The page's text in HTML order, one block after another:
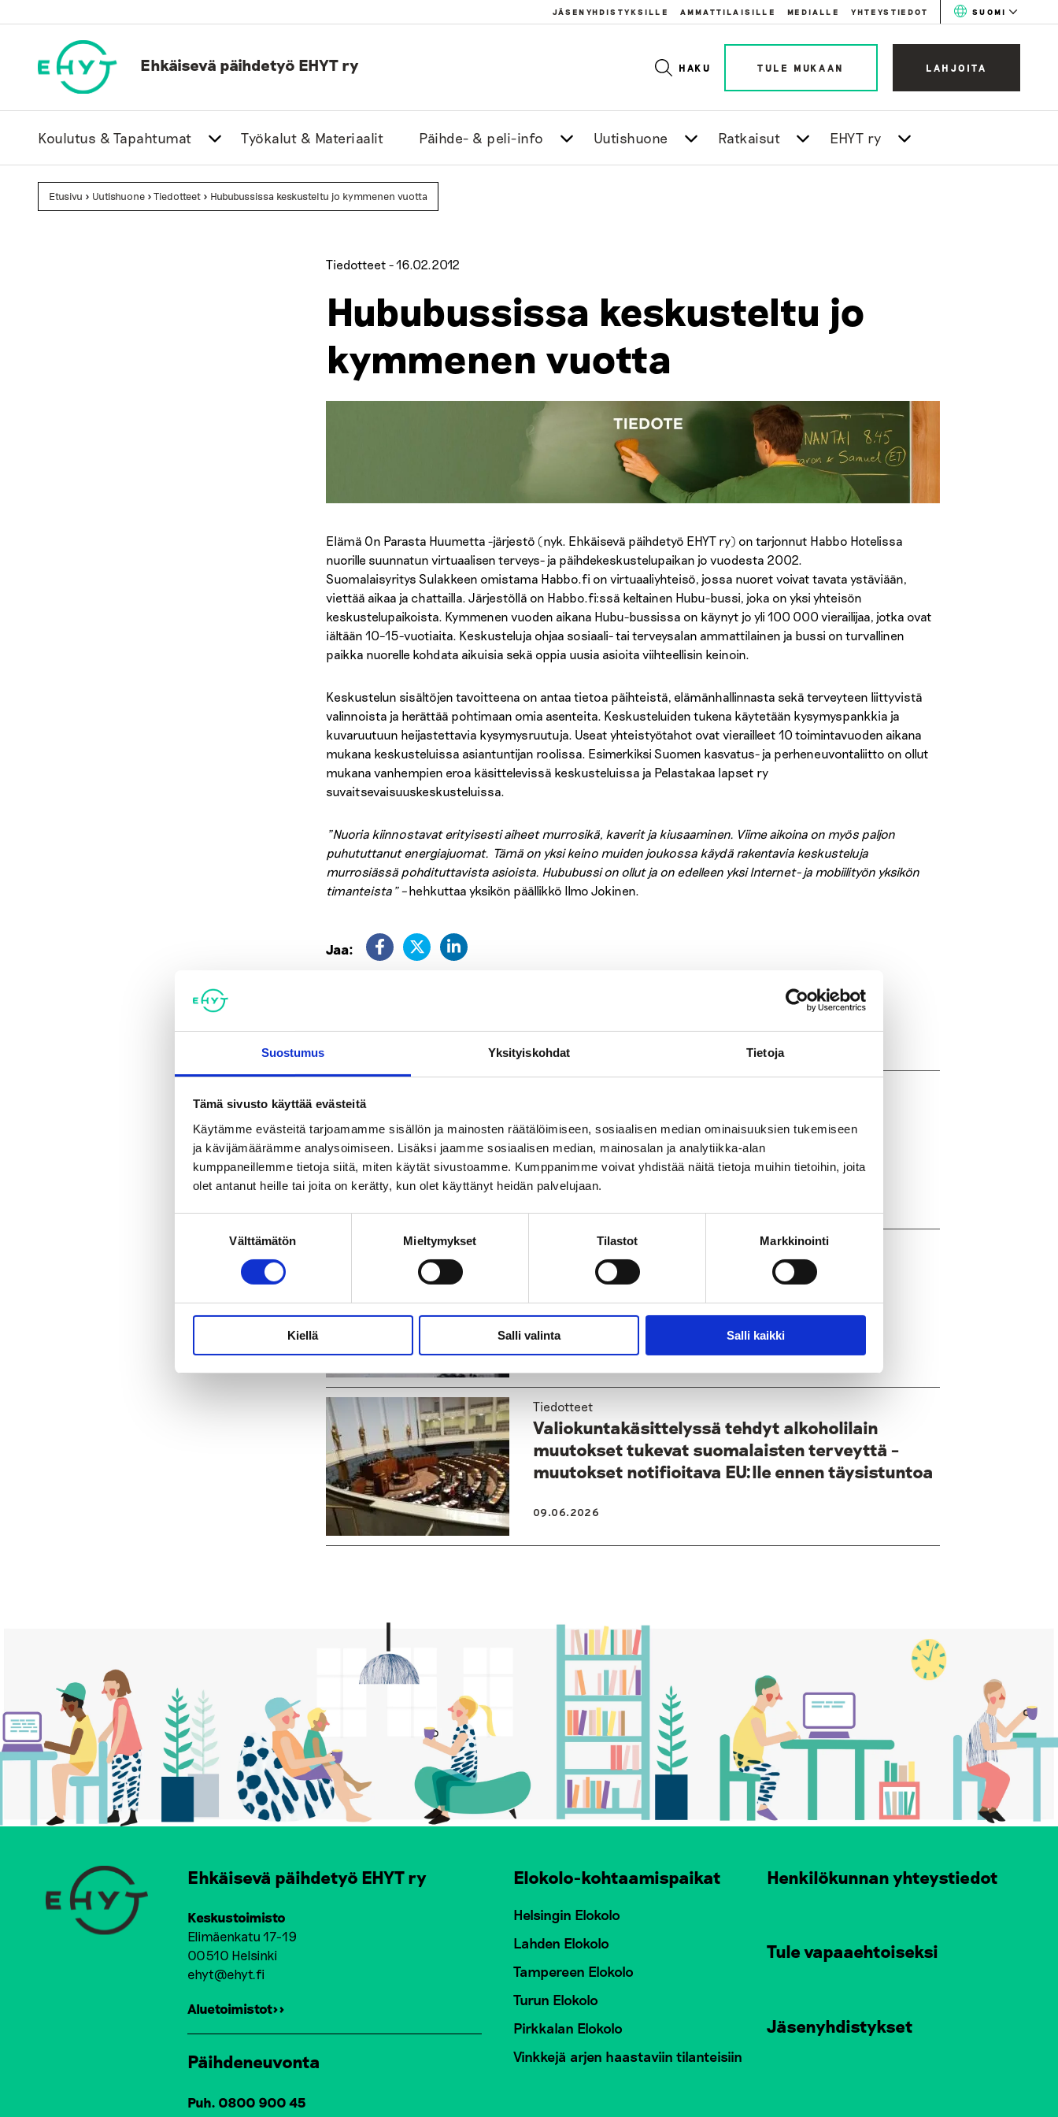
Suostumus Yksityiskohdat Tietoja
Tämä sivusto käyttää evästeitä
Käytämme evästeitä tarjoamamme sisällön ja mainosten räätälöimiseen, sosiaalisen median ominaisuuksien tukemiseen
ja kävijämäärämme analysoimiseen. Lisäksi jaamme sosiaalisen median, mainosalan ja analytiikka-alan
kumppaneillemme tietoja siitä, miten käytät sivustoamme. Kumppanimme voivat yhdistää näitä tietoja muihin tietoihin, joita
olet antanut heille tai joita on kerätty, kun olet käyttänyt heidän palvelujaan.
Välttämätön Mieltymykset Tilastot Markkinointi
Kiellä Salli valinta Salli kaikki
to
JÄSENYHDISTYKSILLE AMMATTILAISILLE MEDIALLE YHTEYSTIEDOT SUOMI
Ehkäisevä päihdetyö EHYT ry HAKU TULE MUKAAN LAHJOITA
Koulutus & Tapahtumat Työkalut & Materiaalit Päihde- & peli-info Uutishuone Ratkaisut EHYT ry
Etusivu > Uutishuone >Tiedotteet > Hububussissa keskusteltu jo kymmenen vuotta
Tiedotteet -16.02.2012
Hububussissa keskusteltu jo
kymmenen vuotta
Elämä On Parasta Huumetta -järjestö (nyk. Ehkäisevä päihdetyö EHYT ry) on tarjonnut Habbo Hotelissa
nuorille suunnatun virtuaalisen terveys- ja päihdekeskustelupaikan jo vuodesta 2002.
Suomalaisyritys Sulakkeen omistama Habbo.fi on virtuaaliyhteisö, jossa nuoret voivat tavata ystäviään,
viettää aikaa ja chattailla. Järjestöllä on Habbo.fi:ssä keltainen Hubu-bussi, joka on yksi yhteisön
keskustelupaikoista. Kymmenen vuoden aikana Hubu-bussissa on käynyt jo yli 100 000 vierailijaa, jotka ovat
iältään 10–15-vuotiaita. Keskusteluja ohjaa sosiaali- tai terveysalan ammattilainen ja bussi on turvallinen
paikka nuorelle kohdata aikuisia sekä oppia uusia asioita viihteellisin keinoin.
Keskustelun sisältöjen tavoitteena on antaa tietoa päihteistä, elämänhallinnasta sekä terveyteen liittyvistä
valinnoista ja herättää pohtimaan omia asenteita. Keskusteluiden tukena käytetään kysymyspankkia ja
kuvaruutuun heijastettavia kysymysruutuja. Useat yhteistyötahot ovat vierailleet 10 toimintavuoden aikana
mukana keskusteluissa asiantuntijan roolissa. Esimerkiksi Suomen kasvatus- ja perheneuvontaliitto on ollut
mukana vanhempien eroa käsittelevissä keskusteluissa ja Pelastakaa lapset ry
suvaitsevaisuuskeskusteluissa.
”Nuoria kiinnostavat erityisesti aiheet murrosikä, kaverit ja kiusaaminen. Viime aikoina on myös paljon
puhututtanut energiajuomat. Tämä on yksi keino muiden joukossa käydä rakentavia keskusteluja
murrosiässä pohdituttavista asioista. Hububussi on ollut ja on edelleen yksi Internet- ja mobiilityön yksikön
timanteista” –hehkuttaa yksikön päällikkö Ilmo Jokinen.
Jaa:
Katso myös
Seuraukset osuvat etenkin haavoittuvassa
asemassa oleviin
Heroiini palaamassa suomalaisille
huumemarkkinoille –nitatseeniopioidit
aiheuttavat myös huolta
23.06.2026
Tiedotteet
Valiokuntakäsittelyssä tehdyt alkoholilain
muutokset tukevat suomalaisten terveyttä –
muutokset notifioitava EU:lle ennen täysistuntoa
09.06.2026
Ehkäisevä päihdetyö EHYT ry
Keskustoimisto
Elimäenkatu 17-19
00510 Helsinki
ehyt@ehyt.fi
Aluetoimistot>>
Päihdeneuvonta
Puh. 0800 900 45
Elokolo-kohtaamispaikat
Helsingin Elokolo
Lahden Elokolo
Tampereen Elokolo
Turun Elokolo
Pirkkalan Elokolo
Vinkkejä arjen haastaviin tilanteisiin
Henkilökunnan yhteystiedot
Tule vapaaehtoiseksi
Jäsenyhdistykset